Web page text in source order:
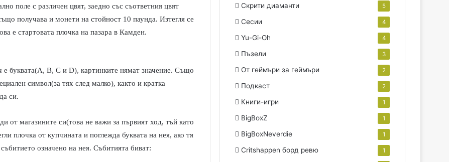
поле с различен цвят, заедно със съответния цвят
получава и монети на стойност 10 паунда. Изтегля се
е стартовата плочка на пазара в Камден.
е буквата(А, В, С и D), картинките нямат значение. Също
символ(за тях след малко), както и кратка
си.
от магазините си(това не важи за първият ход, тъй като
плочка от купчината и поглежда буквата на нея, ако тя
означено на нея. Събитията биват:
Скрити диаманти 5
Сесии 4
Yu-Gi-Oh 4
Пъзели 3
От геймъри за геймъри 2
Подкаст 2
Книги-игри 1
BigBoxZ 1
BigBoxNeverdie 1
Critshappen борд ревю 1